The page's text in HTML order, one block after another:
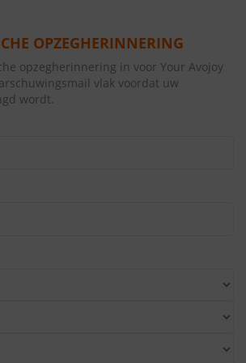
OPZEGHERINNERING
opzegherinnering in voor Your Avojoy
vlak voordat uw
wordt.